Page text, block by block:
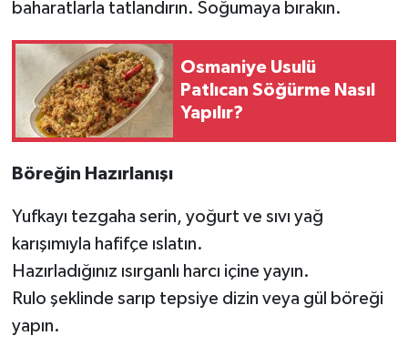
baharatlarla tatlandırın. Soğumaya bırakın.
Osmaniye Usulü
Patlıcan Söğürme Nasıl
Yapılır?
Böreğin Hazırlanışı
Yufkayı tezgaha serin, yoğurt ve sıvı yağ
karışımıyla hafifçe ıslatın.
Hazırladığınız ısırganlı harcı içine yayın.
Rulo şeklinde sarıp tepsiye dizin veya gül böreği
yapın.